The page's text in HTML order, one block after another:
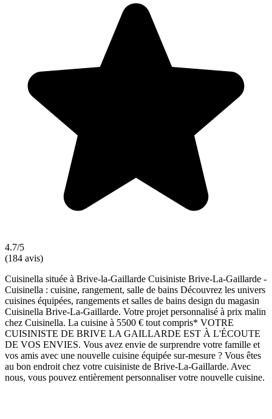
4.7/5
(184 avis)
Cuisinella située à Brive-la-Gaillarde Cuisiniste Brive-La-Gaillarde -
Cuisinella : cuisine, rangement, salle de bains Découvrez les univers
cuisines équipées, rangements et salles de bains design du magasin
Cuisinella Brive-La-Gaillarde. Votre projet personnalisé à prix malin
chez Cuisinella. La cuisine à 5500 € tout compris* VOTRE
CUISINISTE DE BRIVE LA GAILLARDE EST À L'ÉCOUTE
DE VOS ENVIES. Vous avez envie de surprendre votre famille et
vos amis avec une nouvelle cuisine équipée sur-mesure ? Vous êtes
au bon endroit chez votre cuisiniste de Brive-La-Gaillarde. Avec
nous, vous pouvez entièrement personnaliser votre nouvelle cuisine.